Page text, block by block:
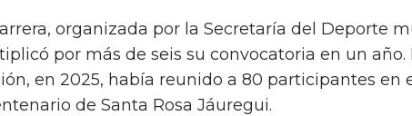
organizada por la Secretaría del Deporte
por más de seis su convocatoria en un año.
en 2025, había reunido a 80 participantes en
de Santa Rosa Jáuregui.